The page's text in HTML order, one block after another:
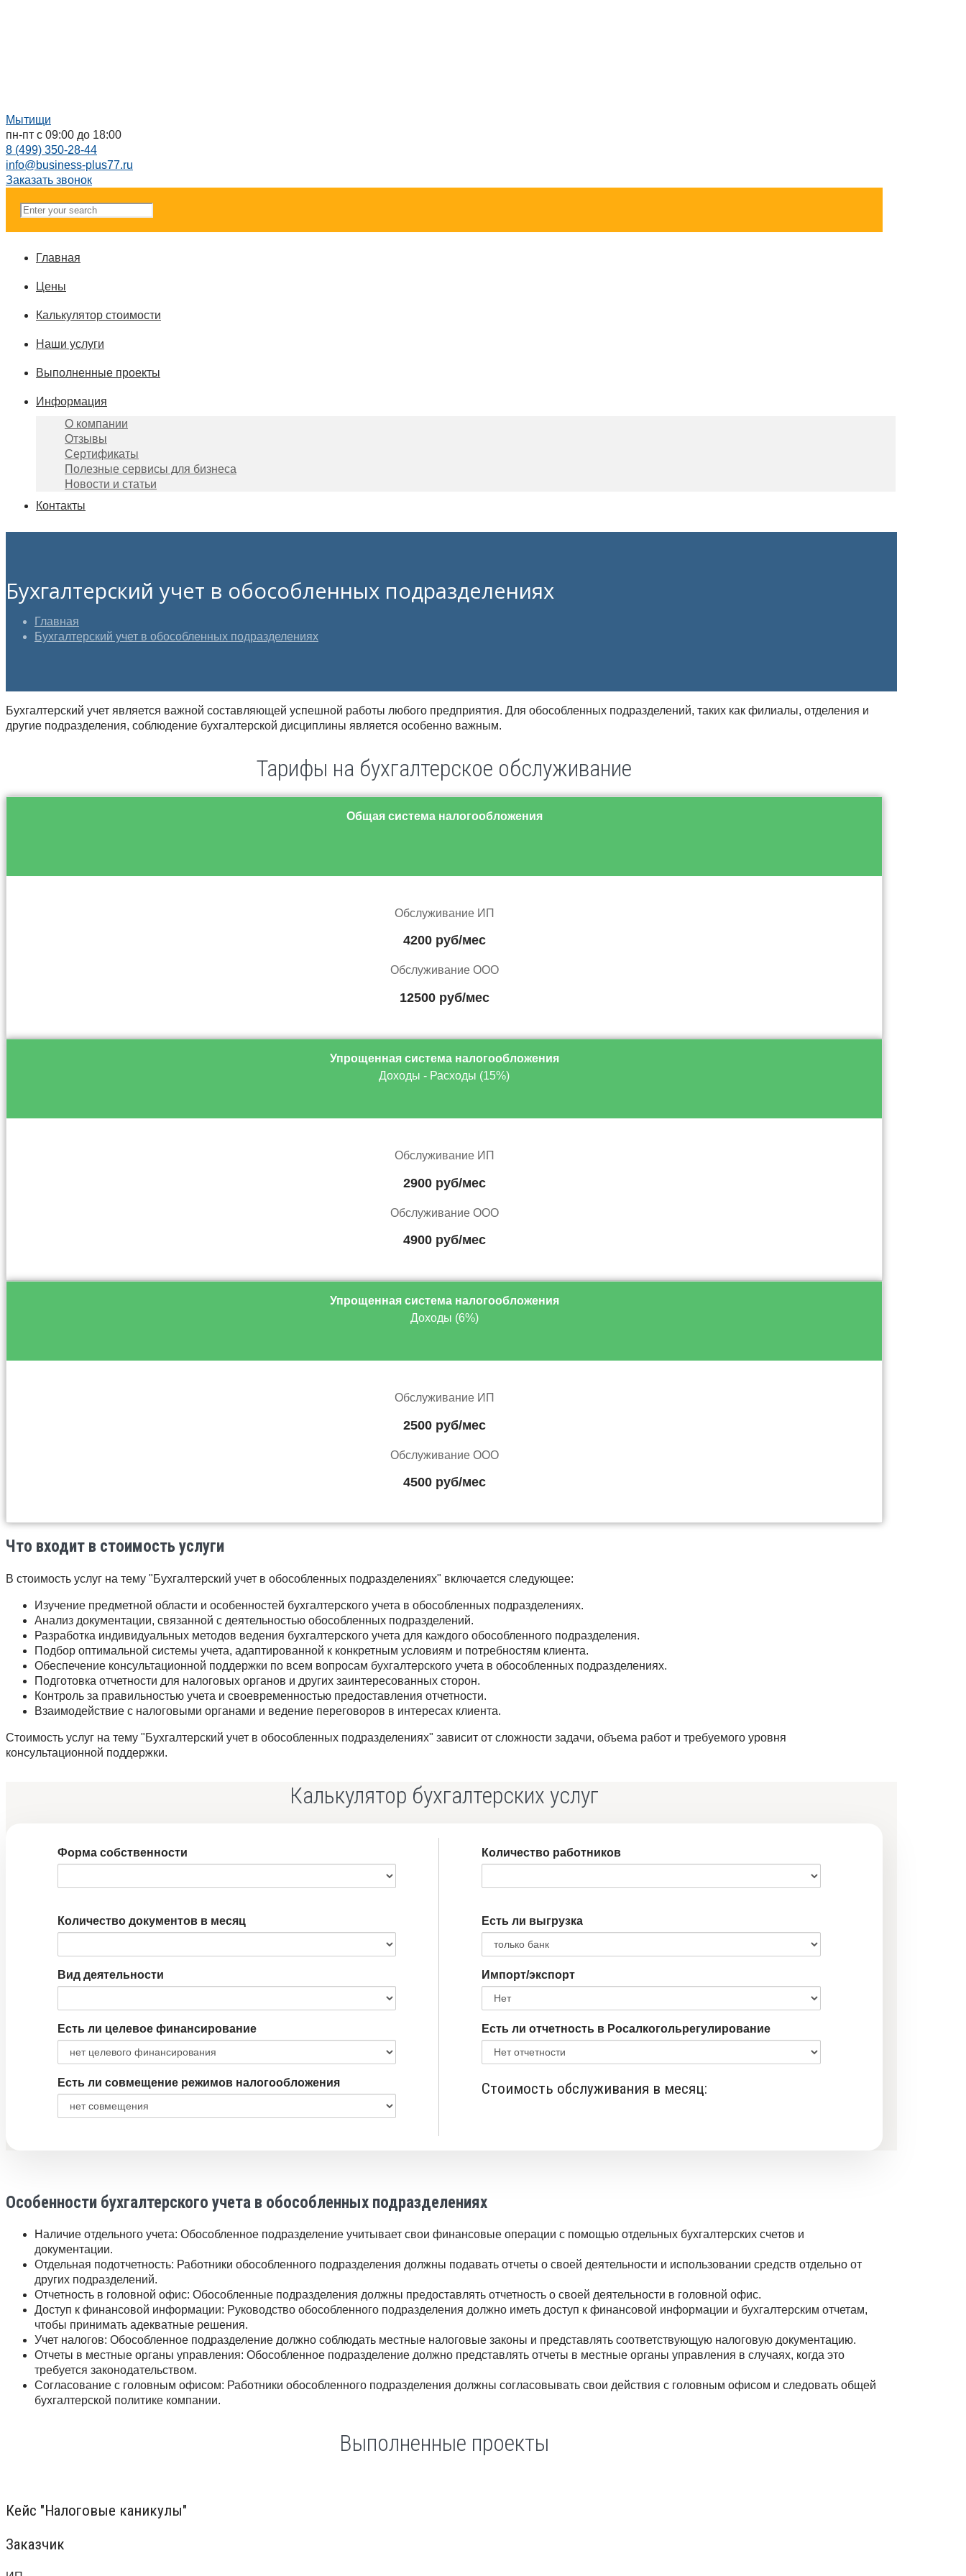
Мытищи
пн-пт с 09:00 до 18:00
8 (499) 350-28-44
info@business-plus77.ru
Заказать звонок
Главная
Цены
Калькулятор стоимости
Наши услуги
Выполненные проекты
Информация
О компании
Отзывы
Сертификаты
Полезные сервисы для бизнеса
Новости и статьи
Контакты
Бухгалтерский учет в обособленных подразделениях
Главная
Бухгалтерский учет в обособленных подразделениях
Бухгалтерский учет является важной составляющей успешной работы любого предприятия. Для обособленных подразделений, таких как филиалы, отделения и
другие подразделения, соблюдение бухгалтерской дисциплины является особенно важным.
Тарифы на бухгалтерское обслуживание
Общая система налогообложения
Обслуживание ИП
4200 руб/мес
Обслуживание ООО
12500 руб/мес
Упрощенная система налогообложения
Доходы - Расходы (15%)
Обслуживание ИП
2900 руб/мес
Обслуживание ООО
4900 руб/мес
Упрощенная система налогообложения
Доходы (6%)
Обслуживание ИП
2500 руб/мес
Обслуживание ООО
4500 руб/мес
Что входит в стоимость услуги
В стоимость услуг на тему "Бухгалтерский учет в обособленных подразделениях" включается следующее:
Изучение предметной области и особенностей бухгалтерского учета в обособленных подразделениях.
Анализ документации, связанной с деятельностью обособленных подразделений.
Разработка индивидуальных методов ведения бухгалтерского учета для каждого обособленного подразделения.
Подбор оптимальной системы учета, адаптированной к конкретным условиям и потребностям клиента.
Обеспечение консультационной поддержки по всем вопросам бухгалтерского учета в обособленных подразделениях.
Подготовка отчетности для налоговых органов и других заинтересованных сторон.
Контроль за правильностью учета и своевременностью предоставления отчетности.
Взаимодействие с налоговыми органами и ведение переговоров в интересах клиента.
Стоимость услуг на тему "Бухгалтерский учет в обособленных подразделениях" зависит от сложности задачи, объема работ и требуемого уровня
консультационной поддержки.
Калькулятор бухгалтерских услуг
Форма собственности Количество работников
Количество документов в месяц
Вид деятельности
Есть ли целевое финансирование
Есть ли совмещение режимов налогообложения
Есть ли выгрузка
Импорт/экспорт
Есть ли отчетность в Росалкогольрегулирование
Стоимость
Стоимость обслуживания в месяц:
Особенности бухгалтерского учета в обособленных подразделениях
Наличие отдельного учета: Обособленное подразделение учитывает свои финансовые операции с помощью отдельных бухгалтерских счетов и
документации.
Отдельная подотчетность: Работники обособленного подразделения должны подавать отчеты о своей деятельности и использовании средств отдельно от
других подразделений.
Отчетность в головной офис: Обособленные подразделения должны предоставлять отчетность о своей деятельности в головной офис.
Доступ к финансовой информации: Руководство обособленного подразделения должно иметь доступ к финансовой информации и бухгалтерским отчетам,
чтобы принимать адекватные решения.
Учет налогов: Обособленное подразделение должно соблюдать местные налоговые законы и представлять соответствующую налоговую документацию.
Отчеты в местные органы управления: Обособленное подразделение должно представлять отчеты в местные органы управления в случаях, когда это
требуется законодательством.
Согласование с головным офисом: Работники обособленного подразделения должны согласовывать свои действия с головным офисом и следовать общей
бухгалтерской политике компании.
Выполненные проекты
Кейс "Налоговые каникулы"
Заказчик